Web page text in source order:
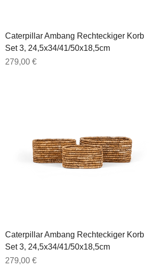
Caterpillar Ambang Rechteckiger Korb
Set 3, 24,5x34/41/50x18,5cm
Preis
279,00 €
Caterpillar Ambang Rechteckiger Korb
Set 3, 24,5x34/41/50x18,5cm
Preis
279,00 €